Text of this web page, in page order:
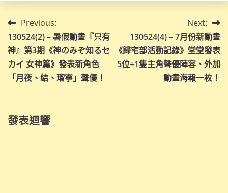
文
章
導
覽
Previous:
130524(2) – 暑假動畫『只有
神』第3期《神のみぞ知るセ
カイ 女神篇》發表新角色
「月夜、結、瑠寧」聲優！
Next:
130524(4) – 7月份新動畫
《歸宅部活動記錄》堂堂發表
5位+1隻主角聲優陣容、外加
動畫海報一枚！
發表迴響